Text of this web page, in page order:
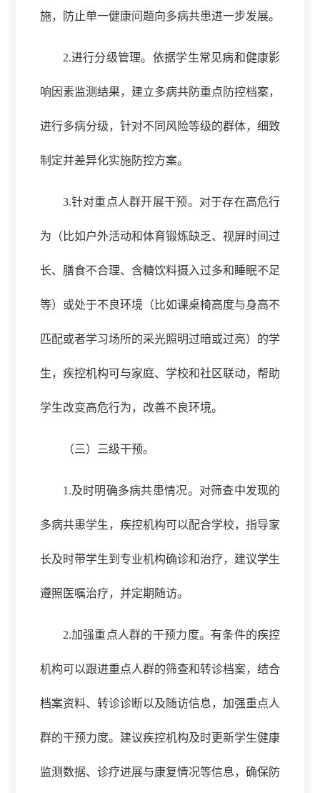
施， 防止单一健康问题向多病共患进一步发展。
2.进行分级管理。 依据学生常见病和健康影
响因素监测结果， 建立多病共防重点防控档案，
进行多病分级， 针对不同风险等级的群体，细致
制定并差异化实施防控方案。
3.针对重点人群开展干预。 对于存在高危行
为（比如户外活动和体育锻炼缺乏、 视屏时间过
长、膳食不合理、含糖饮料摄入过多和睡眠不足
等）或处于不良环境（比如课桌椅高度与身高不
匹配或者学习场所的采光照明过暗或过亮）的学
生， 疾控机构可与家庭、学校和社区联动，帮助
学生改变高危行为， 改善不良环境。
（三）三级干预。
1.及时明确多病共患情况。 对筛查中发现的
多病共患学生， 疾控机构可以配合学校，指导家
长及时带学生到专业机构确诊和治疗， 建议学生
遵照医嘱治疗，并定期随访。
2.加强重点人群的干预力度。有条件的疾控
机构可以跟进重点人群的筛查和转诊档案，结合
档案资料、转诊诊断以及随访信息，加强重点人
群的干预力度。 建议疾控机构及时更新学生健康
监测数据、诊疗进展与康复情况等信息，确保防